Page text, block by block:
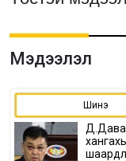
Мэдээлэл
Шинэ